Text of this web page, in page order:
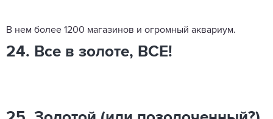
В нем более 1200 магазинов и огромный аквариум.
24. Все в золоте, ВСЕ!